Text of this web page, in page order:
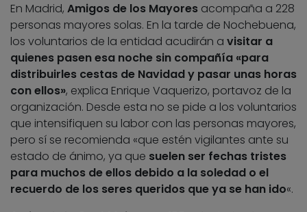
En Madrid, Amigos de los Mayores acompaña a 228
personas mayores solas. En la tarde de Nochebuena,
los voluntarios de la entidad acudirán a visitar a
quienes pasen esa noche sin compañía «para
distribuirles cestas de Navidad y pasar unas horas
con ellos», explica Enrique Vaquerizo, portavoz de la
organización. Desde esta no se pide a los voluntarios
que intensifiquen su labor con las personas mayores,
pero sí se recomienda «que estén vigilantes ante su
estado de ánimo, ya que suelen ser fechas tristes
para muchos de ellos debido a la soledad o el
recuerdo de los seres queridos que ya se han ido«.